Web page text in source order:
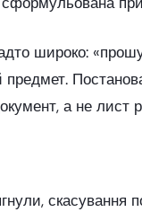
широко:
предмет.
а не лист
скасування